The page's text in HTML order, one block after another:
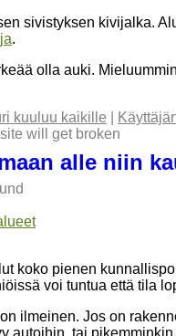
sivistyksen kivijalka.
.
olla auki.
kuuluu kaikille
will get broken
alle niin
koko pienen
voi tuntua että tila
ilmeinen. Jos on
autoihin, tai